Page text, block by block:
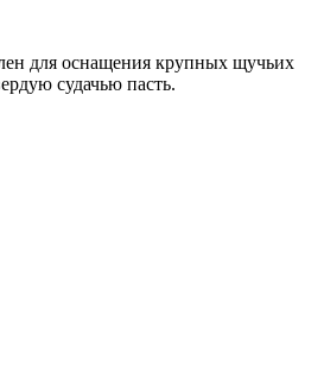
для оснащения крупных щучьих
судачью пасть.